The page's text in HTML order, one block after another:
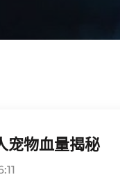
宠物血量揭秘